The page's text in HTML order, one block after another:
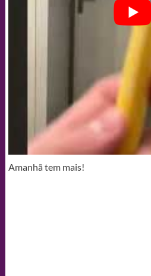
Amanhã tem mais!